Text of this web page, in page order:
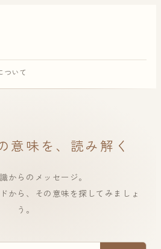
ついて
意味を、読み解く
からのメッセージ。
から、その意味を探してみましょ
う。